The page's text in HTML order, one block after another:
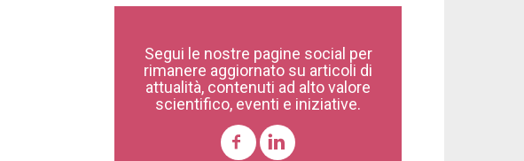
Segui le nostre pagine social per
rimanere aggiornato su articoli di
attualità, contenuti ad alto valore
scientifico, eventi e iniziative.